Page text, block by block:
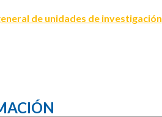
de unidades de investigación